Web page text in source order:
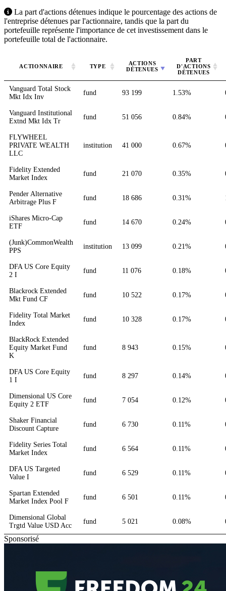
La part d'actions détenues indique le pourcentage des actions de
l'entreprise détenues par l'actionnaire, tandis que la part du
portefeuille représente l'importance de cet investissement dans le
portefeuille total de l'actionnaire.
ACTIONNAIRE TYPE
ACTIONS
DÉTENUES
PART
D'ACTIONS
DÉTENUES
Vanguard Total Stock
Mkt Idx Inv
fund 93 199 1.53%
Vanguard Institutional
Extnd Mkt Idx Tr
fund 51 056 0.84%
FLYWHEEL
PRIVATE WEALTH
LLC
institution 41 000 0.67%
Fidelity Extended
Market Index
fund 21 070 0.35%
Pender Alternative
Arbitrage Plus F
fund 18 686 0.31%
iShares Micro-Cap
ETF
fund 14 670 0.24%
(Junk)CommonWealth
PPS
institution 13 099 0.21%
DFA US Core Equity
2 I
fund 11 076 0.18%
Blackrock Extended
Mkt Fund CF
fund 10 522 0.17%
Fidelity Total Market
Index
fund 10 328 0.17%
BlackRock Extended
Equity Market Fund
K
fund 8 943 0.15%
DFA US Core Equity
1 I
fund 8 297 0.14%
Dimensional US Core
Equity 2 ETF
fund 7 054 0.12%
Shaker Financial
Discount Capture
fund 6 730 0.11%
Fidelity Series Total
Market Index
fund 6 564 0.11%
DFA US Targeted
Value I
fund 6 529 0.11%
Spartan Extended
Market Index Pool F
fund 6 501 0.11%
Dimensional Global
Trgtd Value USD Acc
fund 5 021 0.08%
Sponsorisé